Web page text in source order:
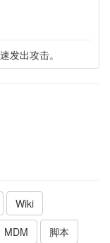
发出攻击。
Wiki
MDM
脚本